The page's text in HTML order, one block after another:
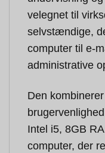
velegnet til
selvstændige,
computer til e-
administrative
Den
Intel i5, 8GB
computer, der